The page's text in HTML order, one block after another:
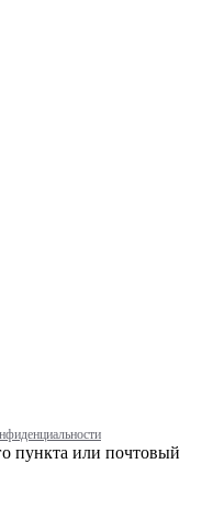
пункта или почтовый